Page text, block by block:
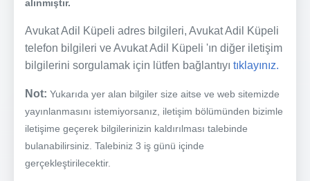
alınmıştır.
Avukat Adil Küpeli adres bilgileri, Avukat Adil Küpeli
telefon bilgileri ve Avukat Adil Küpeli 'ın diğer iletişim
bilgilerini sorgulamak için lütfen bağlantıyı tıklayınız.
Not: Yukarıda yer alan bilgiler size aitse ve web sitemizde
yayınlanmasını istemiyorsanız, iletişim bölümünden bizimle
iletişime geçerek bilgilerinizin kaldırılması talebinde
bulanabilirsiniz. Talebiniz 3 iş günü içinde
gerçekleştirilecektir.